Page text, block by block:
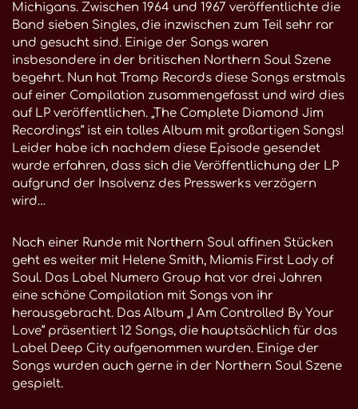
Michigans. Zwischen 1964 und 1967 veröffentlichte die
Band sieben Singles, die inzwischen zum Teil sehr rar
und gesucht sind. Einige der Songs waren
insbesondere in der britischen Northern Soul Szene
begehrt. Nun hat Tramp Records diese Songs erstmals
auf einer Compilation zusammengefasst und wird dies
auf LP veröffentlichen. „The Complete Diamond Jim
Recordings“ ist ein tolles Album mit großartigen Songs!
Leider habe ich nachdem diese Episode gesendet
wurde erfahren, dass sich die Veröffentlichung der LP
aufgrund der Insolvenz des Presswerks verzögern
wird…
Nach einer Runde mit Northern Soul affinen Stücken
geht es weiter mit Helene Smith, Miamis First Lady of
Soul. Das Label Numero Group hat vor drei Jahren
eine schöne Compilation mit Songs von ihr
herausgebracht. Das Album „I Am Controlled By Your
Love“ präsentiert 12 Songs, die hauptsächlich für das
Label Deep City aufgenommen wurden. Einige der
Songs wurden auch gerne in der Northern Soul Szene
gespielt.